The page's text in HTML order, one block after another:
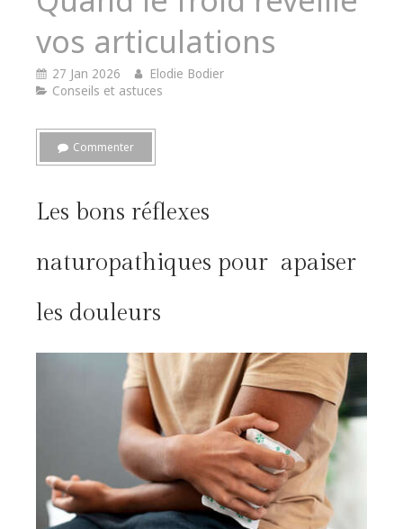
vos articulations
27 Jan 2026
Elodie Bodier
Conseils et astuces
Commenter
Les bons réflexes
naturopathiques pour apaiser
les douleurs